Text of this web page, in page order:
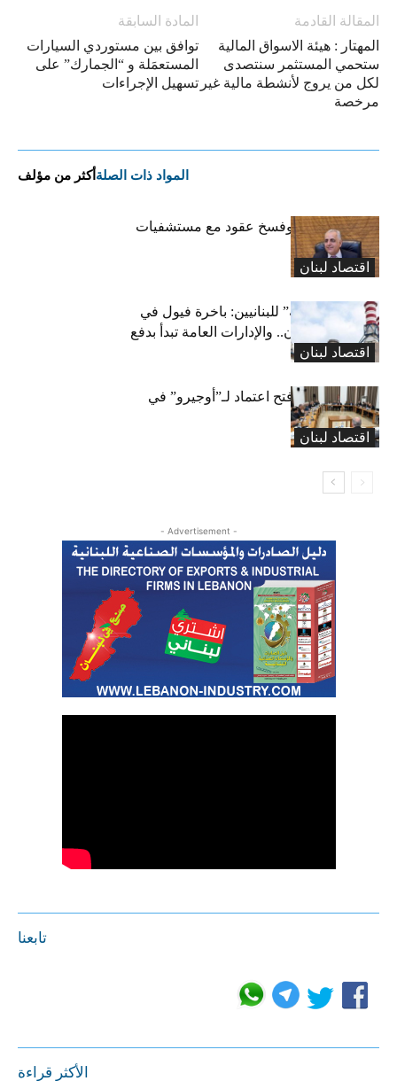
المادة السابقة
توافق بين مستوردي السيارات
المستعمَلة و “الجمارك” على
تسهيل الإجراءات
المقالة القادمة
المهتار : هيئة الاسواق المالية
ستحمي المستثمر سنتصدى
لكل من يروج لأنشطة مالية غير
مرخصة
المواد ذات الصلة أكثر من مؤلف
اقتصاد لبنان
كركي: إنذارات وفسخ عقود مع مستشفيات
مخالفة
اقتصاد لبنان
بشرى “كهربائية” للبنانيين: باخرة فيول في
طريقها إلى لبنان.. والإدارات العامة تبدأ بدفع
متوجباتها
اقتصاد لبنان
لجنة المال تقرّ فتح اعتماد لـ”أوجيرو” في
موازنة 2026
- Advertisement -
تابعنا
الأكثر قراءة